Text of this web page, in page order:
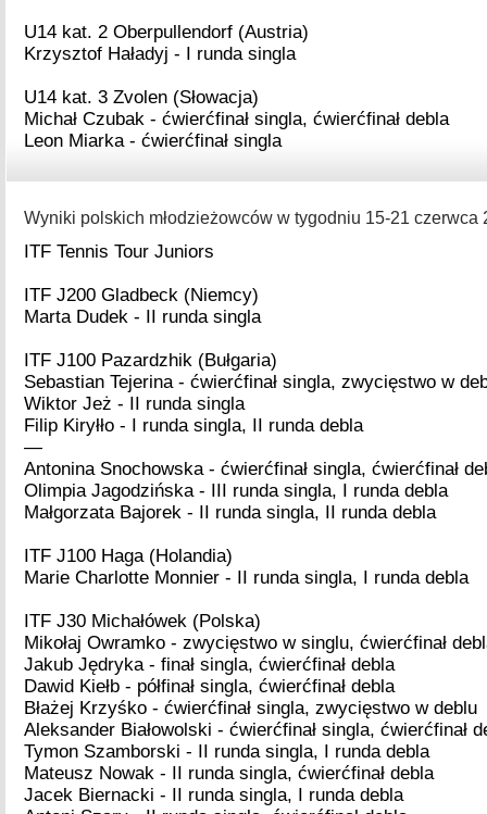
U14 kat. 2 Oberpullendorf (Austria)
Krzysztof Haładyj - I runda singla
U14 kat. 3 Zvolen (Słowacja)
Michał Czubak - ćwierćfinał singla, ćwierćfinał debla
Leon Miarka - ćwierćfinał singla
Wyniki polskich młodzieżowców w tygodniu 15-21 czerwca
ITF Tennis Tour Juniors
ITF J200 Gladbeck (Niemcy)
Marta Dudek - II runda singla
ITF J100 Pazardzhik (Bułgaria)
Sebastian Tejerina - ćwierćfinał singla, zwycięstwo w
Wiktor Jeż - II runda singla
Filip Kiryłło - I runda singla, II runda debla
—
Antonina Snochowska - ćwierćfinał singla, ćwierćfinał
Olimpia Jagodzińska - III runda singla, I runda debla
Małgorzata Bajorek - II runda singla, II runda debla
ITF J100 Haga (Holandia)
Marie Charlotte Monnier - II runda singla, I runda debla
ITF J30 Michałówek (Polska)
Mikołaj Owramko - zwycięstwo w singlu, ćwierćfinał
Jakub Jędryka - finał singla, ćwierćfinał debla
Dawid Kiełb - półfinał singla, ćwierćfinał debla
Błażej Krzyśko - ćwierćfinał singla, zwycięstwo w deblu
Aleksander Białowolski - ćwierćfinał singla, ćwierćfinał
Tymon Szamborski - II runda singla, I runda debla
Mateusz Nowak - II runda singla, ćwierćfinał debla
Jacek Biernacki - II runda singla, I runda debla